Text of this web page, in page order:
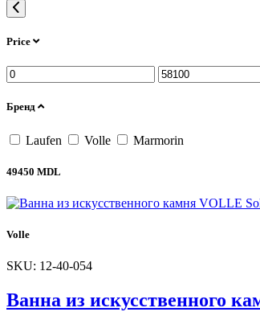
Price
Бренд
Laufen Volle Marmorin
49450 MDL
Volle
SKU: 12-40-054
Ванна из искусственного